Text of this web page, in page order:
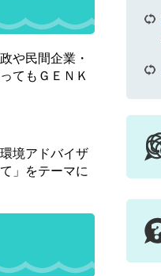
や民間企業・
てもＧＥＮＫ
境アドバイザ
」をテーマに